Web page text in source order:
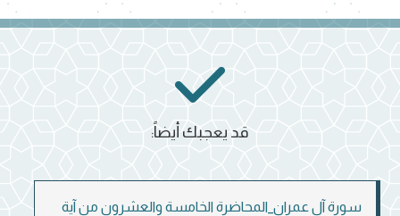
سورة آل عمران_المحاضرة الخامسة والعشرون من آية
قد يعجبك أيضاً: